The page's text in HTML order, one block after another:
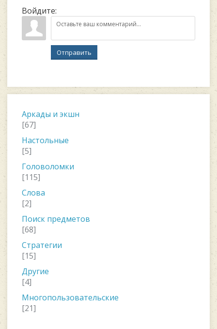
Войдите:
Отправить
Аркады и экшн
[67]
Настольные
[5]
Головоломки
[115]
Слова
[2]
Поиск предметов
[68]
Стратегии
[15]
Другие
[4]
Многопользовательские
[21]